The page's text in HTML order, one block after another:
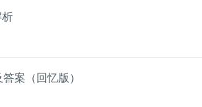
析
案（回忆版）